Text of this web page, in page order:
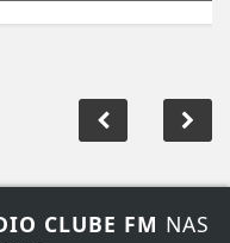
CLUBE FMNAS